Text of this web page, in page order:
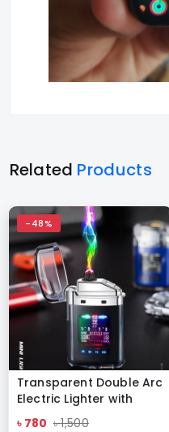
Related Products
-48%
Transparent Double Arc
Electric Lighter with
Display
৳ 780 ৳ 1,500